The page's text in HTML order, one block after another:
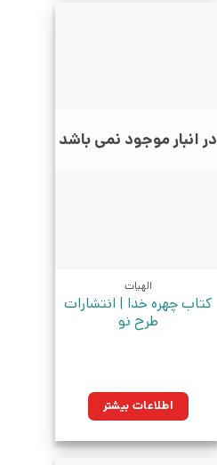
در انبار موجود نمی باشد
الهیات
کتاب چهره خدا | انتشارات
طرح نو
اطلاعات بیشتر